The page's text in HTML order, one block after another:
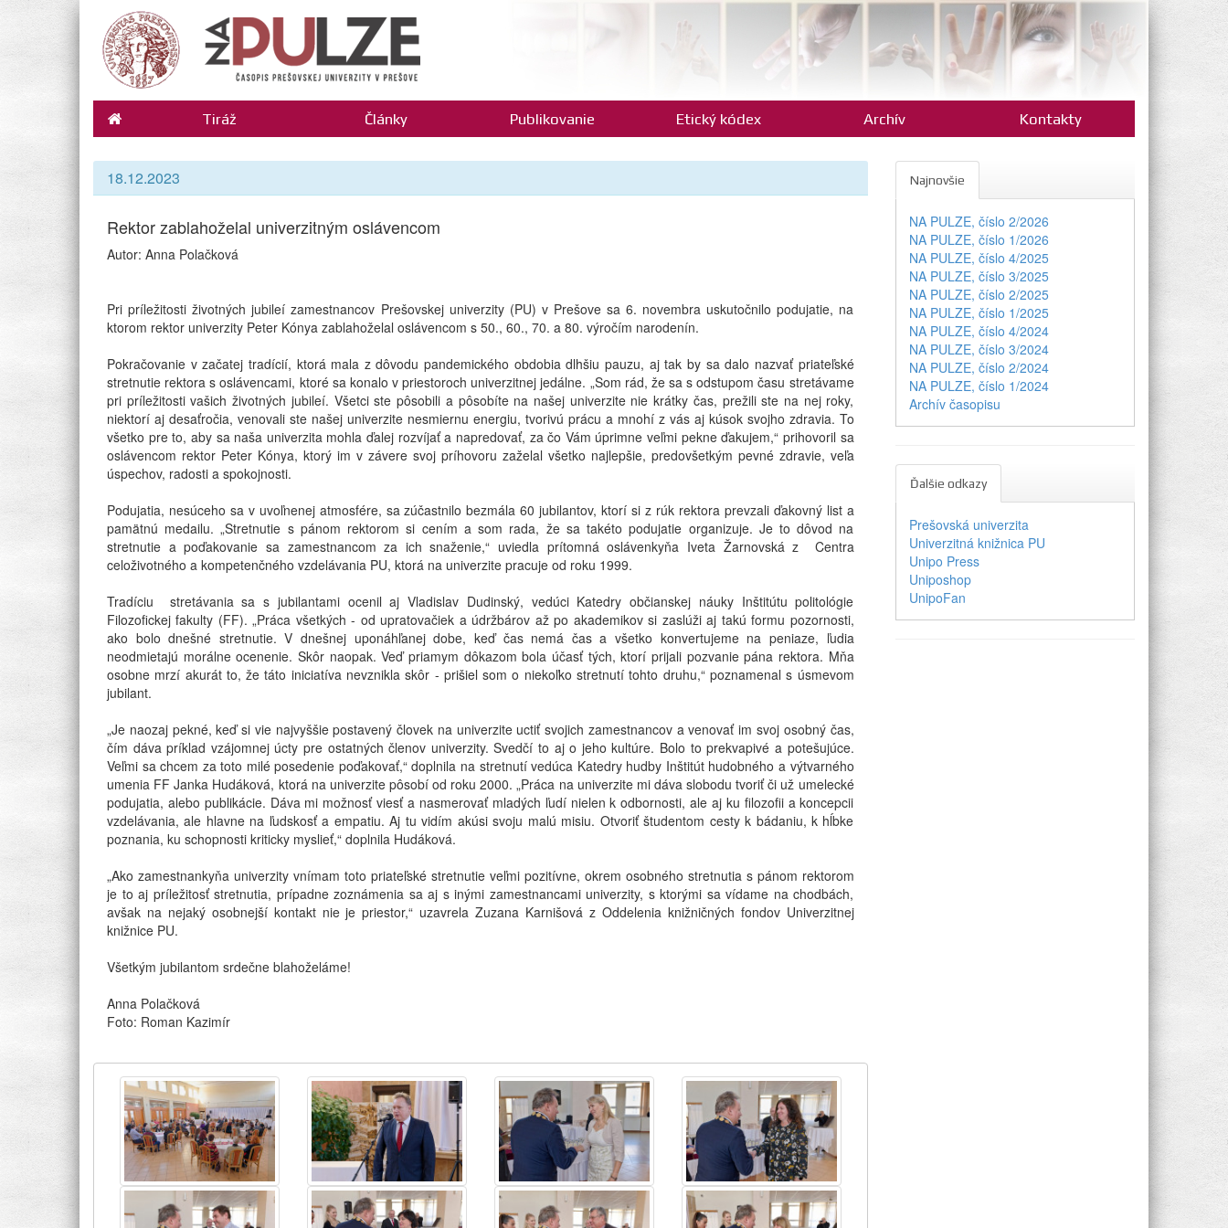
Tiráž Články Publikovanie Etický kódex Archív Kontakty
18.12.2023
Rektor zablahoželal univerzitným oslávencom
Autor: Anna Polačková
Pri príležitosti životných jubileí zamestnancov Prešovskej univerzity (PU) v Prešove sa 6. novembra uskutočnilo podujatie, na
ktorom rektor univerzity Peter Kónya zablahoželal oslávencom s 50., 60., 70. a 80. výročím narodenín.
Pokračovanie v začatej tradícií, ktorá mala z dôvodu pandemického obdobia dlhšiu pauzu, aj tak by sa dalo nazvať priateľské
stretnutie rektora s oslávencami, ktoré sa konalo v priestoroch univerzitnej jedálne. „Som rád, že sa s odstupom času stretávame
pri príležitosti vašich životných jubileí. Všetci ste pôsobili a pôsobíte na našej univerzite nie krátky čas, prežili ste na nej roky,
niektorí aj desaťročia, venovali ste našej univerzite nesmiernu energiu, tvorivú prácu a mnohí z vás aj kúsok svojho zdravia. To
všetko pre to, aby sa naša univerzita mohla ďalej rozvíjať a napredovať, za čo Vám úprimne veľmi pekne ďakujem,“ prihovoril sa
oslávencom rektor Peter Kónya, ktorý im v závere svoj príhovoru zaželal všetko najlepšie, predovšetkým pevné zdravie, veľa
úspechov, radosti a spokojnosti.
Podujatia, nesúceho sa v uvoľnenej atmosfére, sa zúčastnilo bezmála 60 jubilantov, ktorí si z rúk rektora prevzali ďakovný list a
pamätnú medailu. „Stretnutie s pánom rektorom si cením a som rada, že sa takéto podujatie organizuje. Je to dôvod na
stretnutie a poďakovanie sa zamestnancom za ich snaženie,“ uviedla prítomná oslávenkyňa Iveta Žarnovská z Centra
celoživotného a kompetenčného vzdelávania PU, ktorá na univerzite pracuje od roku 1999.
Tradíciu stretávania sa s jubilantami ocenil aj Vladislav Dudinský, vedúci Katedry občianskej náuky Inštitútu politológie
Filozofickej fakulty (FF). „Práca všetkých - od upratovačiek a údržbárov až po akademikov si zaslúži aj takú formu pozornosti,
ako bolo dnešné stretnutie. V dnešnej uponáhľanej dobe, keď čas nemá čas a všetko konvertujeme na peniaze, ľudia
neodmietajú morálne ocenenie. Skôr naopak. Veď priamym dôkazom bola účasť tých, ktorí prijali pozvanie pána rektora. Mňa
osobne mrzí akurát to, že táto iniciatíva nevznikla skôr - prišiel som o niekoľko stretnutí tohto druhu,“ poznamenal s úsmevom
jubilant.
„Je naozaj pekné, keď si vie najvyššie postavený človek na univerzite uctiť svojich zamestnancov a venovať im svoj osobný čas,
čím dáva príklad vzájomnej úcty pre ostatných členov univerzity. Svedčí to aj o jeho kultúre. Bolo to prekvapivé a potešujúce.
Veľmi sa chcem za toto milé posedenie poďakovať,“ doplnila na stretnutí vedúca Katedry hudby Inštitút hudobného a výtvarného
umenia FF Janka Hudáková, ktorá na univerzite pôsobí od roku 2000. „Práca na univerzite mi dáva slobodu tvoriť či už umelecké
podujatia, alebo publikácie. Dáva mi možnosť viesť a nasmerovať mladých ľudí nielen k odbornosti, ale aj ku filozofii a koncepcii
vzdelávania, ale hlavne na ľudskosť a empatiu. Aj tu vidím akúsi svoju malú misiu. Otvoriť študentom cesty k bádaniu, k hĺbke
poznania, ku schopnosti kriticky myslieť,“ doplnila Hudáková.
„Ako zamestnankyňa univerzity vnímam toto priateľské stretnutie veľmi pozitívne, okrem osobného stretnutia s pánom rektorom
je to aj príležitosť stretnutia, prípadne zoznámenia sa aj s inými zamestnancami univerzity, s ktorými sa vídame na chodbách,
avšak na nejaký osobnejší kontakt nie je priestor,“ uzavrela Zuzana Karnišová z Oddelenia knižničných fondov Univerzitnej
knižnice PU.
Všetkým jubilantom srdečne blahoželáme!
Anna Polačková
Foto: Roman Kazimír
Najnovšie
NA PULZE, číslo 2/2026
NA PULZE, číslo 1/2026
NA PULZE, číslo 4/2025
NA PULZE, číslo 3/2025
NA PULZE, číslo 2/2025
NA PULZE, číslo 1/2025
NA PULZE, číslo 4/2024
NA PULZE, číslo 3/2024
NA PULZE, číslo 2/2024
NA PULZE, číslo 1/2024
Archív časopisu
Ďalšie odkazy
Prešovská univerzita
Univerzitná knižnica PU
Unipo Press
Uniposhop
UnipoFan